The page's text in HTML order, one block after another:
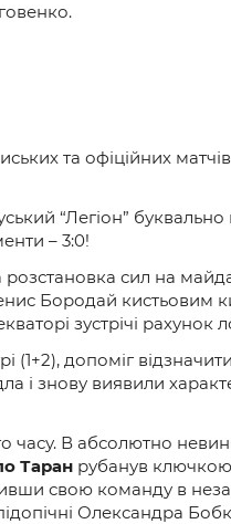
та офіційних
“Легіон”
– 3:0!
сил на
Бородай
зустрічі рахунок
(1+2), допоміг
і знову виявили
часу. В абсолютно
Таран рубанув ключкою
свою команду в
Олександра